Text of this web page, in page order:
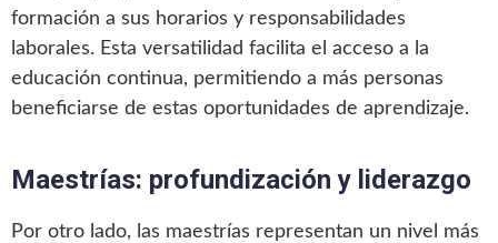
formación a sus horarios y responsabilidades
laborales. Esta versatilidad facilita el acceso a la
educación continua, permitiendo a más personas
beneficiarse de estas oportunidades de aprendizaje.
Maestrías: profundización y liderazgo
Por otro lado, las maestrías representan un nivel más